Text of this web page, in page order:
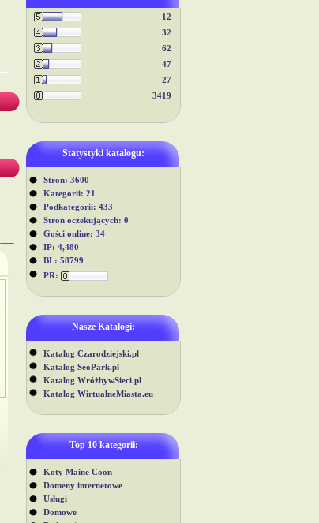
12
32
62
47
27
3419
Statystyki katalogu:
Stron: 3600
Kategorii: 21
Podkategorii: 433
Stron oczekujących: 0
Gości online: 34
IP: 4,480
BL: 58799
PR:
Nasze Katalogi:
Katalog Czarodziejski.pl
Katalog SeoPark.pl
Katalog WróżbywSieci.pl
Katalog WirtualneMiasta.eu
Top 10 kategorii:
Koty Maine Coon
Domeny internetowe
Usługi
Domowe